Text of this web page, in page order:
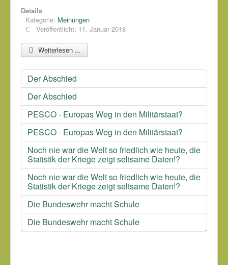
Details
Kategorie: Meinungen
Veröffentlicht: 11. Januar 2018
Weiterlesen ...
Der Abschied
Der Abschied
PESCO - Europas Weg in den Militärstaat?
PESCO - Europas Weg in den Militärstaat?
Noch nie war die Welt so friedlich wie heute, die
Statistik der Kriege zeigt seltsame Daten!?
Noch nie war die Welt so friedlich wie heute, die
Statistik der Kriege zeigt seltsame Daten!?
Die Bundeswehr macht Schule
Die Bundeswehr macht Schule